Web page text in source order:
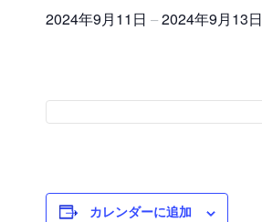
2024年9月11日 –2024年9月13日
カレンダーに追加